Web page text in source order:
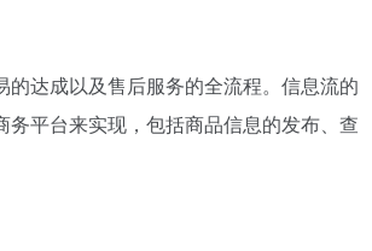
达成以及售后服务的全流程。信息流的
平台来实现，包括商品信息的发布、查